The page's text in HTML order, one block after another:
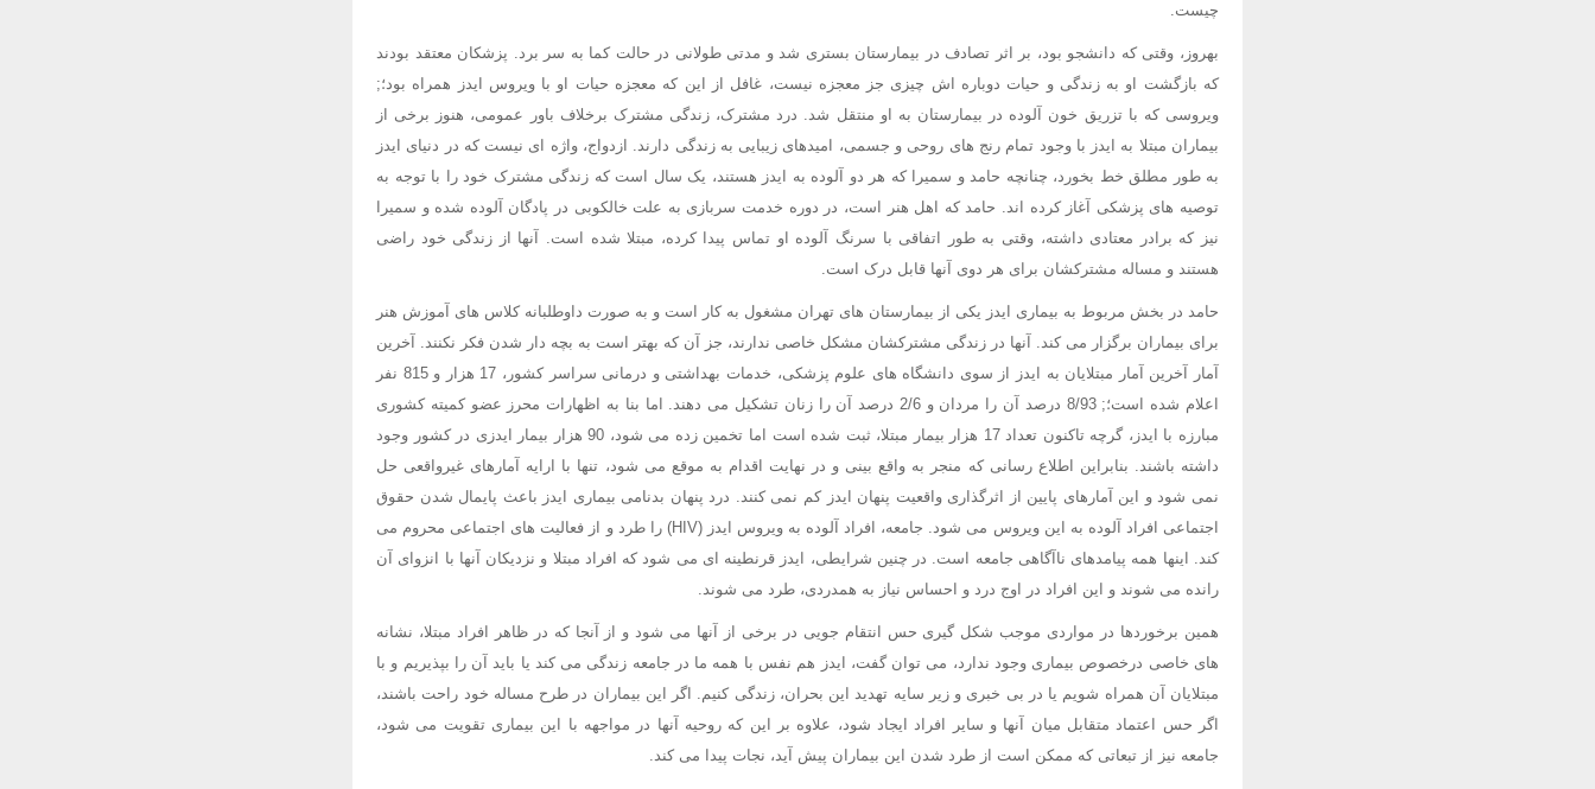
چیست.
بهروز، وقتی که دانشجو بود، بر اثر تصادف در بیمارستان بستری شد و مدتی طولانی در حالت کما به سر برد. پزشکان معتقد بودند
که بازگشت او به زندگی و حیات دوباره اش چیزی جز معجزه نیست، غافل از این که معجزه حیات او با ویروس ایدز همراه بود؛;
ویروسی که با تزریق خون آلوده در بیمارستان به او منتقل شد. درد مشترک، زندگی مشترک برخلاف باور عمومی، هنوز برخی از
بیماران مبتلا به ایدز با وجود تمام رنج های روحی و جسمی، امیدهای زیبایی به زندگی دارند. ازدواج، واژه ای نیست که در دنیای ایدز
به طور مطلق خط بخورد، چنانچه حامد و سمیرا که هر دو آلوده به ایدز هستند، یک سال است که زندگی مشترک خود را با توجه به
توصیه های پزشکی آغاز کرده اند. حامد که اهل هنر است، در دوره خدمت سربازی به علت خالکوبی در پادگان آلوده شده و سمیرا
نیز که برادر معتادی داشته، وقتی به طور اتفاقی با سرنگ آلوده او تماس پیدا کرده، مبتلا شده است. آنها از زندگی خود راضی
هستند و مساله مشترکشان برای هر دوی آنها قابل درک است.
حامد در بخش مربوط به بیماری ایدز یکی از بیمارستان های تهران مشغول به کار است و به صورت داوطلبانه کلاس های آموزش هنر
برای بیماران برگزار می کند. آنها در زندگی مشترکشان مشکل خاصی ندارند، جز آن که بهتر است به بچه دار شدن فکر نکنند. آخرین
آمار آخرین آمار مبتلایان به ایدز از سوی دانشگاه های علوم پزشکی، خدمات بهداشتی و درمانی سراسر کشور، 17 هزار و 815 نفر
اعلام شده است؛; 8/93 درصد آن را مردان و 2/6 درصد آن را زنان تشکیل می دهند. اما بنا به اظهارات محرز عضو کمیته کشوری
مبارزه با ایدز، گرچه تاکنون تعداد 17 هزار بیمار مبتلا، ثبت شده است اما تخمین زده می شود، 90 هزار بیمار ایدزی در کشور وجود
داشته باشند. بنابراین اطلاع رسانی که منجر به واقع بینی و در نهایت اقدام به موقع می شود، تنها با ارایه آمارهای غیرواقعی حل
نمی شود و این آمارهای پایین از اثرگذاری واقعیت پنهان ایدز کم نمی کنند. درد پنهان بدنامی بیماری ایدز باعث پایمال شدن حقوق
اجتماعی افراد آلوده به این ویروس می شود. جامعه، افراد آلوده به ویروس ایدز (HIV) را طرد و از فعالیت های اجتماعی محروم می
کند. اینها همه پیامدهای ناآگاهی جامعه است. در چنین شرایطی، ایدز قرنطینه ای می شود که افراد مبتلا و نزدیکان آنها با انزوای آن
رانده می شوند و این افراد در اوج درد و احساس نیاز به همدردی، طرد می شوند.
همین برخوردها در مواردی موجب شکل گیری حس انتقام جویی در برخی از آنها می شود و از آنجا که در ظاهر افراد مبتلا، نشانه
های خاصی درخصوص بیماری وجود ندارد، می توان گفت، ایدز هم نفس با همه ما در جامعه زندگی می کند یا باید آن را بپذیریم و با
مبتلایان آن همراه شویم یا در بی خبری و زیر سایه تهدید این بحران، زندگی کنیم. اگر این بیماران در طرح مساله خود راحت باشند،
اگر حس اعتماد متقابل میان آنها و سایر افراد ایجاد شود، علاوه بر این که روحیه آنها در مواجهه با این بیماری تقویت می شود،
جامعه نیز از تبعاتی که ممکن است از طرد شدن این بیماران پیش آید، نجات پیدا می کند.